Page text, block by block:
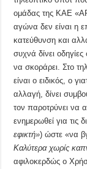
ομάδας της ΚΑΕ
αγώνα δεν είναι η
κατεύθυνση και
συχνά δίνει
να σκοράρει. Στο
είναι ο ειδικός, ο
αλλαγή, δίνει
τον παροτρύνει να
ενημερωθεί για τις
εφικτή») ώστε «να
Καλύτερα χωρίς
αφιλοκερδώς ο